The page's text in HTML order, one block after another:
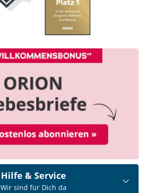
Hilfe & Service
Wir sind für Dich da